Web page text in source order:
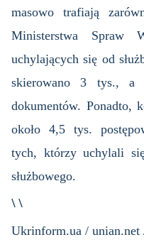
masowo trafiają
Ministerstwa Spraw
uchylających się od
skierowano 3 tys.,
dokumentów. Ponadto,
około 4,5 tys.
tych, którzy uchylali
służbowego.
\ \
Ukrinform.ua / unian.net